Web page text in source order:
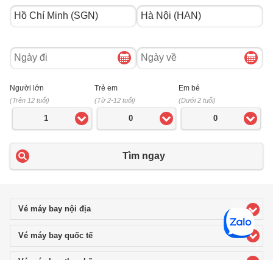
Ngày
đi
Ngày
về
Người lớn
(Trên 12 tuổi)
1
Trẻ em
(Từ 2-12 tuổi)
0
Em bé
(Dưới 2 tuổi)
0
Tìm ngay
Vé máy bay nội địaclick to expand contents
Vé máy bay quốc tếclick to expand contents